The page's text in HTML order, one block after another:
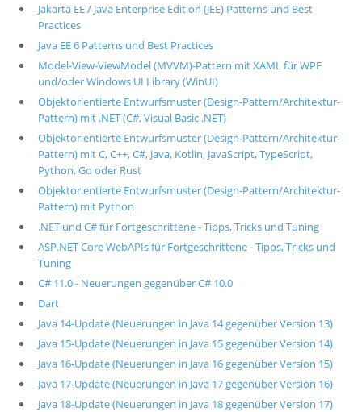
Jakarta EE / Java Enterprise Edition (JEE) Patterns und Best
Practices
Java EE 6 Patterns und Best Practices
Model-View-ViewModel (MVVM)-Pattern mit XAML für WPF
und/oder Windows UI Library (WinUI)
Objektorientierte Entwurfsmuster (Design-Pattern/Architektur-
Pattern) mit .NET (C#, Visual Basic .NET)
Objektorientierte Entwurfsmuster (Design-Pattern/Architektur-
Pattern) mit C, C++, C#, Java, Kotlin, JavaScript, TypeScript,
Python, Go oder Rust
Objektorientierte Entwurfsmuster (Design-Pattern/Architektur-
Pattern) mit Python
.NET und C# für Fortgeschrittene - Tipps, Tricks und Tuning
ASP.NET Core WebAPIs für Fortgeschrittene - Tipps, Tricks und
Tuning
C# 11.0 - Neuerungen gegenüber C# 10.0
Dart
Java 14-Update (Neuerungen in Java 14 gegenüber Version 13)
Java 15-Update (Neuerungen in Java 15 gegenüber Version 14)
Java 16-Update (Neuerungen in Java 16 gegenüber Version 15)
Java 17-Update (Neuerungen in Java 17 gegenüber Version 16)
Java 18-Update (Neuerungen in Java 18 gegenüber Version 17)